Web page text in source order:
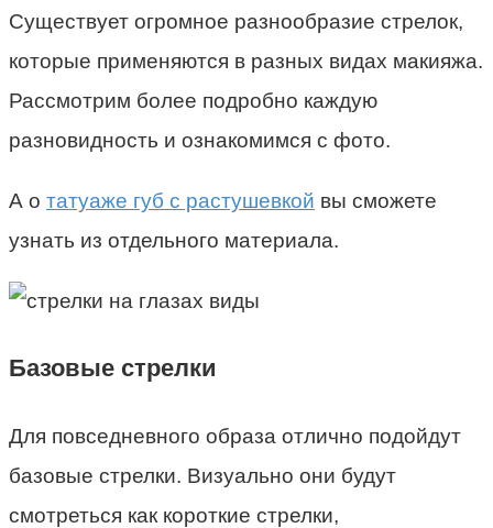
Существует огромное разнообразие стрелок,
которые применяются в разных видах макияжа.
Рассмотрим более подробно каждую
разновидность и ознакомимся с фото.
А о татуаже губ с растушевкой вы сможете
узнать из отдельного материала.
Базовые стрелки
Для повседневного образа отлично подойдут
базовые стрелки. Визуально они будут
смотреться как короткие стрелки,